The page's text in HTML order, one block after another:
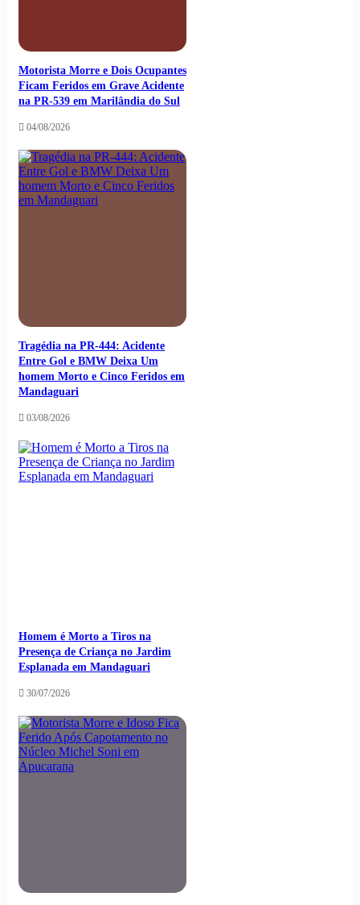
Motorista Morre e Dois Ocupantes
Ficam Feridos em Grave Acidente
na PR-539 em Marilândia do Sul
04/08/2026
Tragédia na PR-444: Acidente
Entre Gol e BMW Deixa Um
homem Morto e Cinco Feridos em
Mandaguari
03/08/2026
Homem é Morto a Tiros na
Presença de Criança no Jardim
Esplanada em Mandaguari
30/07/2026